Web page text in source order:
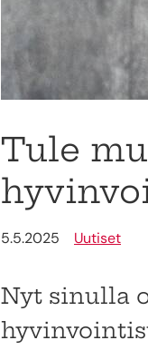
Tule
5.5.2025 Uutiset
Nyt sinulla